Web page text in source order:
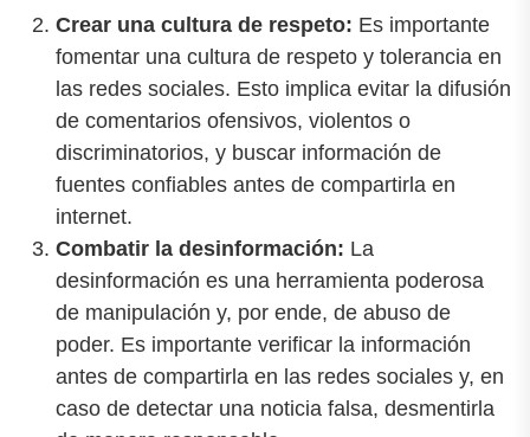
Crear una cultura de respeto: Es importante
fomentar una cultura de respeto y tolerancia en
las redes sociales. Esto implica evitar la difusión
de comentarios ofensivos, violentos o
discriminatorios, y buscar información de
fuentes confiables antes de compartirla en
internet.
Combatir la desinformación: La
desinformación es una herramienta poderosa
de manipulación y, por ende, de abuso de
poder. Es importante verificar la información
antes de compartirla en las redes sociales y, en
caso de detectar una noticia falsa, desmentirla